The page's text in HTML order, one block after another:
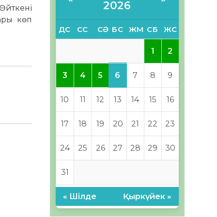
көп
2026
ДС СС СӘ БС ЖМ СБ ЖС
1 2
3 4 5 6 7 8 9
10 11 12 13 14 15 16
17 18 19 20 21 22 23
24 25 26 27 28 29 30
31
« Шілде Қыркүйек »